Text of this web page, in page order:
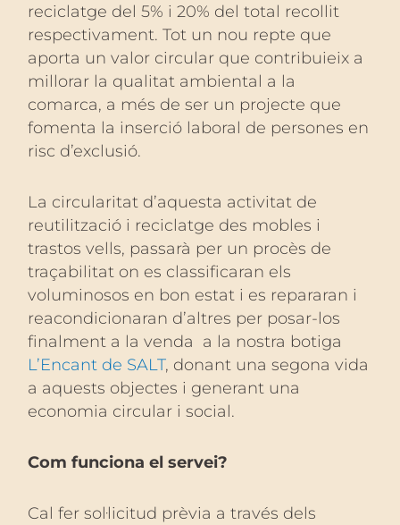
reciclatge del 5% i 20% del total recollit
respectivament. Tot un nou repte que
aporta un valor circular que contribuieix a
millorar la qualitat ambiental a la
comarca, a més de ser un projecte que
fomenta la inserció laboral de persones en
risc d’exclusió.
La circularitat d’aquesta activitat de
reutilització i reciclatge des mobles i
trastos vells, passarà per un procès de
traçabilitat on es classificaran els
voluminosos en bon estat i es repararan i
reacondicionaran d’altres per posar-los
finalment a la venda a la nostra botiga
L’Encant de SALT, donant una segona vida
a aquests objectes i generant una
economia circular i social.
Com funciona el servei?
Cal fer sol·licitud prèvia a través dels